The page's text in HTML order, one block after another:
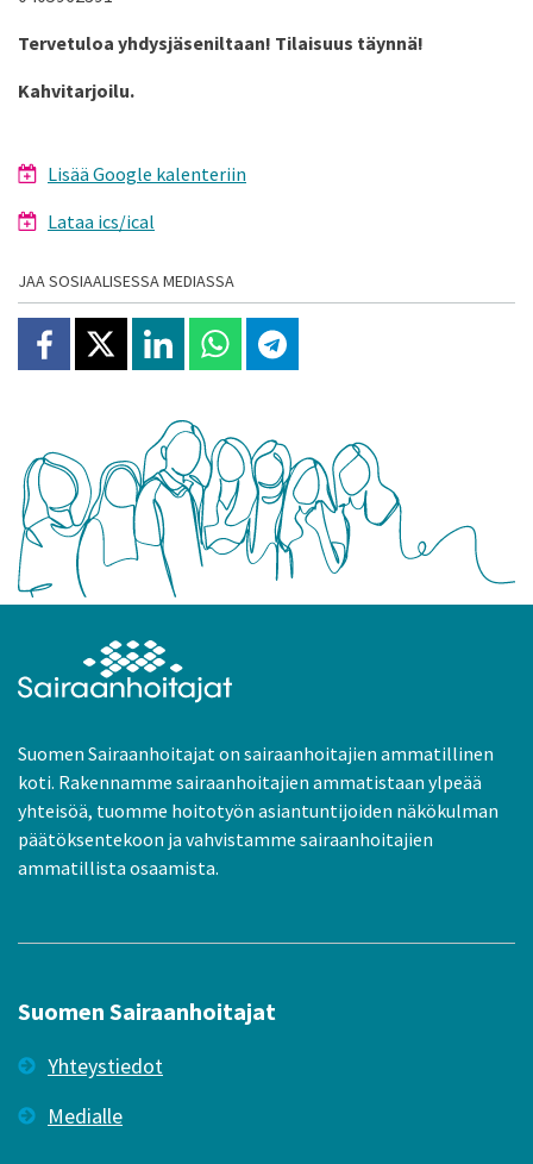
Tervetuloa yhdysjäseniltaan! Tilaisuus täynnä!
Kahvitarjoilu.
Lisää Google kalenteriin
Lataa ics/ical
JAA SOSIAALISESSA MEDIASSA
Jaa Facebookissa
Jaa X:ssäJaa Linkedinissä
Jaa Whatsappissa
Jaa Telegramissa
Suomen Sairaanhoitajat on sairaanhoitajien ammatillinen
koti. Rakennamme sairaanhoitajien ammatistaan ylpeää
yhteisöä, tuomme hoitotyön asiantuntijoiden näkökulman
päätöksentekoon ja vahvistamme sairaanhoitajien
ammatillista osaamista.
Suomen Sairaanhoitajat
Yhteystiedot
Medialle